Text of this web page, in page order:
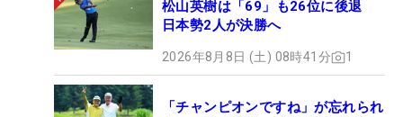
松山英樹は「69」も26位に後退
日本勢2人が決勝へ
2026年8月8日 (土) 08時41分 1
「チャンピオンですね」が忘れられ